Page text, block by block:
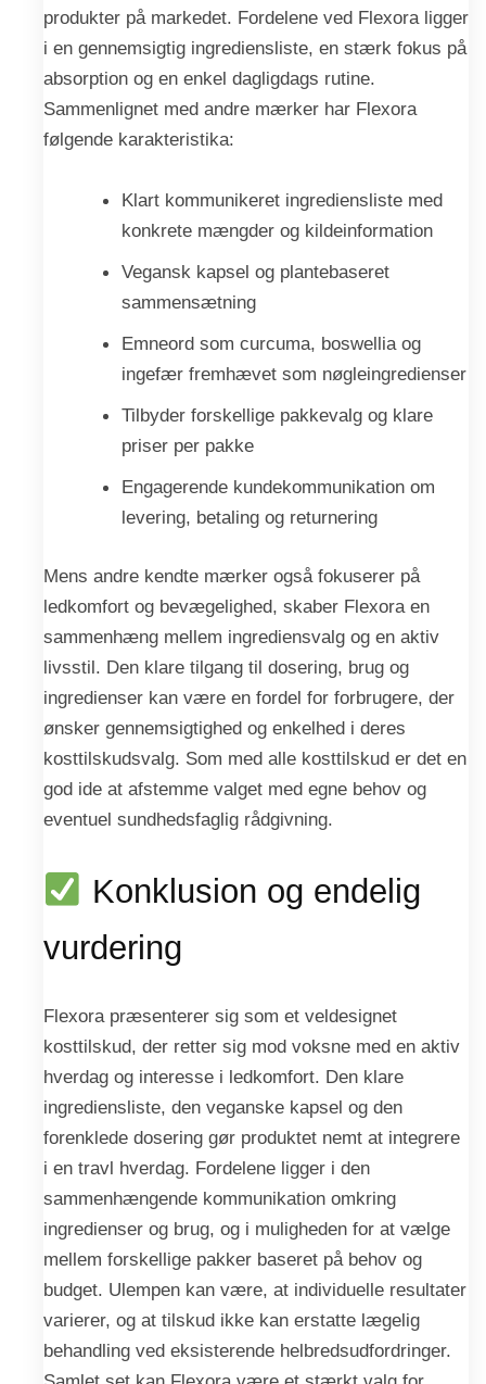
produkter på markedet. Fordelene ved Flexora ligger
i en gennemsigtig ingrediensliste, en stærk fokus på
absorption og en enkel dagligdags rutine.
Sammenlignet med andre mærker har Flexora
følgende karakteristika:
Klart kommunikeret ingrediensliste med
konkrete mængder og kildeinformation
Vegansk kapsel og plantebaseret
sammensætning
Emneord som curcuma, boswellia og
ingefær fremhævet som nøgleingredienser
Tilbyder forskellige pakkevalg og klare
priser per pakke
Engagerende kundekommunikation om
levering, betaling og returnering
Mens andre kendte mærker også fokuserer på
ledkomfort og bevægelighed, skaber Flexora en
sammenhæng mellem ingrediensvalg og en aktiv
livsstil. Den klare tilgang til dosering, brug og
ingredienser kan være en fordel for forbrugere, der
ønsker gennemsigtighed og enkelhed i deres
kosttilskudsvalg. Som med alle kosttilskud er det en
god ide at afstemme valget med egne behov og
eventuel sundhedsfaglig rådgivning.
Konklusion og endelig
vurdering
Flexora præsenterer sig som et veldesignet
kosttilskud, der retter sig mod voksne med en aktiv
hverdag og interesse i ledkomfort. Den klare
ingrediensliste, den veganske kapsel og den
forenklede dosering gør produktet nemt at integrere
i en travl hverdag. Fordelene ligger i den
sammenhængende kommunikation omkring
ingredienser og brug, og i muligheden for at vælge
mellem forskellige pakker baseret på behov og
budget. Ulempen kan være, at individuelle resultater
varierer, og at tilskud ikke kan erstatte lægelig
behandling ved eksisterende helbredsudfordringer.